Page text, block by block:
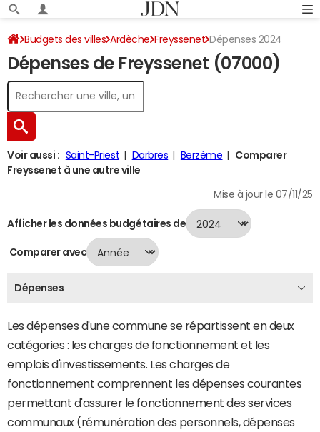
Budgets des villes Ardèche Freyssenet Dépenses 2024
Dépenses de Freyssenet (07000)
Voir aussi : Saint-Priest Darbres Berzème
Comparer
Freyssenet à une autre ville
Mise à jour le 07/11/25
Afficher les données budgétaires de
Comparer avec
Dépenses
Les dépenses d'une commune se répartissent en deux
catégories : les charges de fonctionnement et les
emplois d'investissements. Les charges de
fonctionnement comprennent les dépenses courantes
permettant d'assurer le fonctionnement des services
communaux (rémunération des personnels, dépenses